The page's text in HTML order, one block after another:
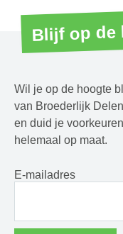
Blijf op de
Wil je op de hoogte
van Broederlijk
en duid je
helemaal op maat.
E-mailadres